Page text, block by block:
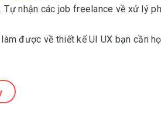
nhận các job freelance về xử lý
được về thiết kế UI UX bạn cần